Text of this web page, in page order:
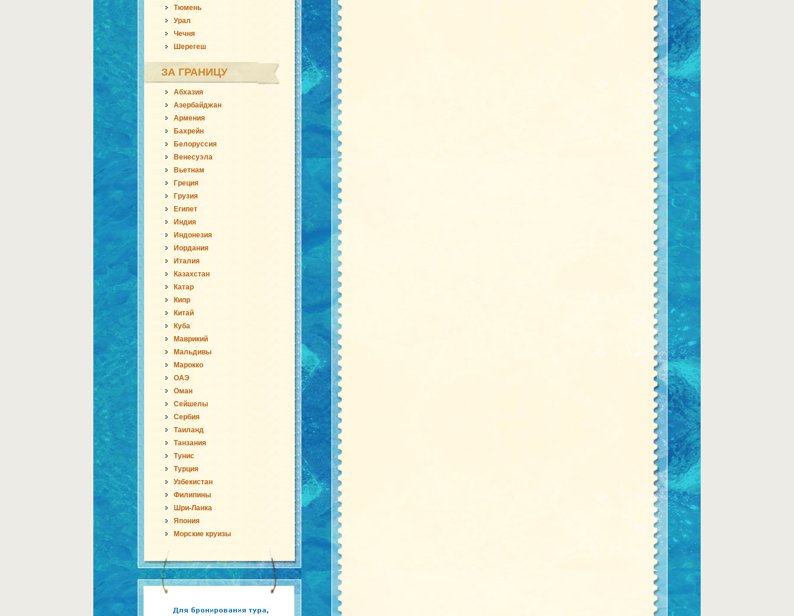
Тюмень
Урал
Чечня
Шерегеш
ЗА ГРАНИЦУ
Абхазия
Азербайджан
Армения
Бахрейн
Белоруссия
Венесуэла
Вьетнам
Греция
Грузия
Египет
Индия
Индонезия
Иордания
Италия
Казахстан
Катар
Кипр
Китай
Куба
Маврикий
Мальдивы
Марокко
ОАЭ
Оман
Сейшелы
Сербия
Таиланд
Танзания
Тунис
Турция
Узбекистан
Филипины
Шри-Ланка
Япония
Морские круизы